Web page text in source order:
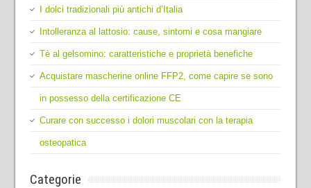
I dolci tradizionali più antichi d’Italia
Intolleranza al lattosio: cause, sintomi e cosa mangiare
Tè al gelsomino: caratteristiche e proprietà benefiche
Acquistare mascherine online FFP2, come capire se sono
in possesso della certificazione CE
Curare con successo i dolori muscolari con la terapia
osteopatica
Categorie